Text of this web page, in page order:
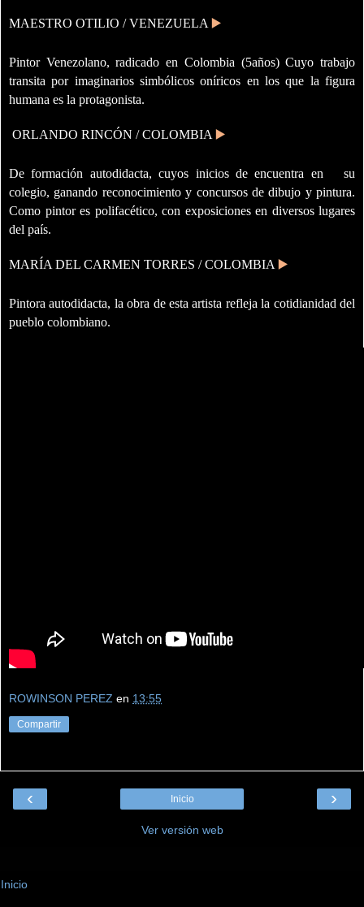
MAESTRO OTILIO / VENEZUELA ▶️
Pintor Venezolano, radicado en Colombia (5años) Cuyo trabajo
transita por imaginarios simbólicos oníricos en los que la figura
humana es la protagonista.
ORLANDO RINCÓN / COLOMBIA ▶️
De formación autodidacta, cuyos inicios de encuentra en su
colegio, ganando reconocimiento y concursos de dibujo y pintura.
Como pintor es polifacético, con exposiciones en diversos lugares
del país.
MARÍA DEL CARMEN TORRES / COLOMBIA ▶️
Pintora autodidacta, la obra de esta artista refleja la cotidianidad del
pueblo colombiano.
ROWINSON PEREZ en 13:55
Compartir
‹ ›
Inicio
Ver versión web
Inicio